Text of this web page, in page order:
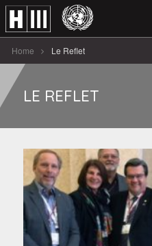
Home Le Reflet
LE REFLET